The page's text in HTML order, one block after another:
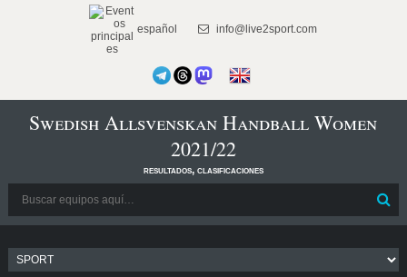
español info@live2sport.com
Swedish Allsvenskan Handball Women
2021/22
resultados, clasificaciones